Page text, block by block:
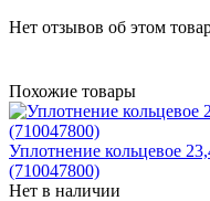
Нет отзывов об этом
Похожие товары
Уплотнение кольцевое
(710047800)
Нет в наличии